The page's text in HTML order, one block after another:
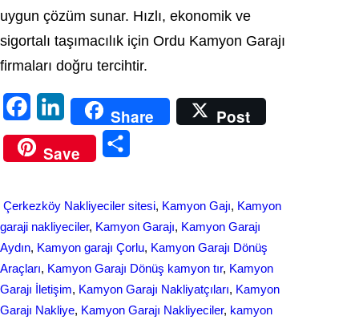
uygun çözüm sunar. Hızlı, ekonomik ve
sigortalı taşımacılık için Ordu Kamyon Garajı
firmaları doğru tercihtir.
a
c
o
k
i
n
d
I
n
Share
Post
Save
r
e
Çerkezköy Nakliyeciler sitesi, Kamyon Gajı, Kamyon
garaji nakliyeciler, Kamyon Garajı, Kamyon Garajı
Aydın, Kamyon garajı Çorlu, Kamyon Garajı Dönüş
Araçları, Kamyon Garajı Dönüş kamyon tır, Kamyon
Garajı İletişim, Kamyon Garajı Nakliyatçıları, Kamyon
Garajı Nakliye, Kamyon Garajı Nakliyeciler, kamyon